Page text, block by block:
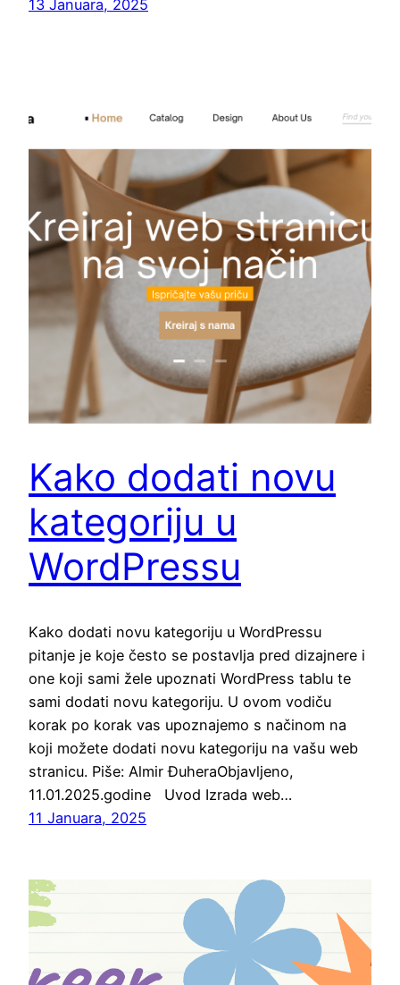
13 Januara, 2025
Kako dodati novu
kategoriju u
WordPressu
Kako dodati novu kategoriju u WordPressu
pitanje je koje često se postavlja pred dizajnere i
one koji sami žele upoznati WordPress tablu te
sami dodati novu kategoriju. U ovom vodiču
korak po korak vas upoznajemo s načinom na
koji možete dodati novu kategoriju na vašu web
stranicu. Piše: Almir ĐuheraObjavljeno,
11.01.2025.godine Uvod Izrada web…
11 Januara, 2025